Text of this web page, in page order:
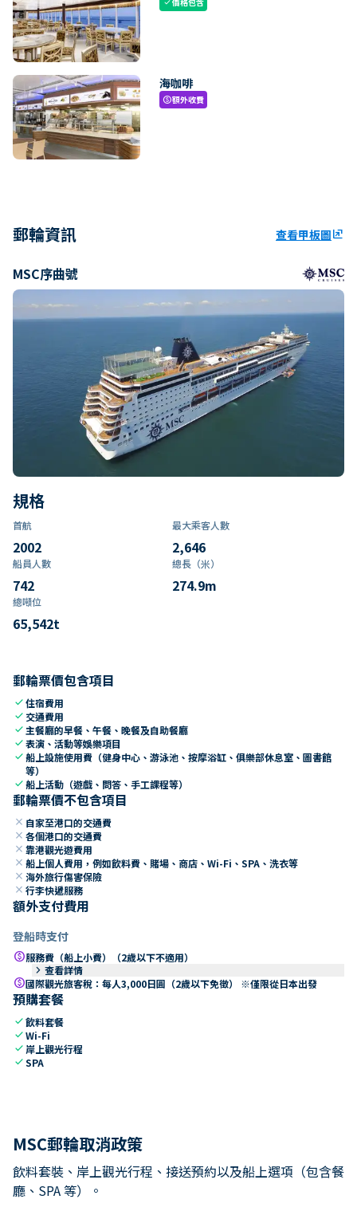
check
海咖啡
paid額外收費
郵輪資訊 查看甲板圖ungroup
MSC序曲號
規格
首航
2002
最大乘客人數
2,646
船員人數
742
總長（米）
274.9m
總噸位
65,542t
郵輪票價包含項目
check住宿費用
check 交通費用
check 主餐廳的早餐、午餐、晚餐及自助餐廳
check表演、活動等娛樂項目
check船上設施使用費（健身中心、游泳池、按摩浴缸、俱樂部休息室、圖書館
等）
check船上活動（遊戲、問答、手工課程等）
郵輪票價不包含項目
close 自家至港口的交通費
close 各個港口的交通費
close 靠港觀光遊費用
close 船上個人費用，例如飲料費、賭場、商店、Wi-Fi、SPA、洗衣等
close 海外旅行傷害保險
close 行李快遞服務
額外支付費用
登船時支付
paid服務費（船上小費）（2歲以下不適用）
keyboard_arrow_right 查看詳情
paid國際觀光旅客稅：每人3,000日圓（2歲以下免徵） ※僅限從日本出發
預購套餐
check飲料套餐
checkWi-Fi
check 岸上觀光行程
checkSPA
MSC郵輪取消政策
飲料套裝、岸上觀光行程、接送預約以及船上選項（包含餐
廳、SPA 等）。